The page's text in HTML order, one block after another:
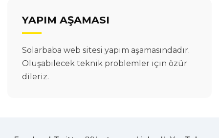
YAPIM AŞAMASI
Solarbaba web sitesi yapım aşamasındadır.
Oluşabilecek teknik problemler için özür
dileriz.